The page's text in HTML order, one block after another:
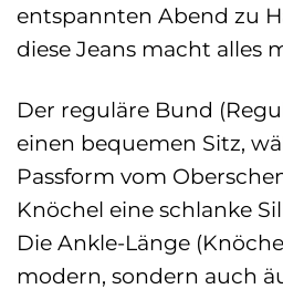
entspannten Abend zu
diese Jeans macht alles
Der reguläre Bund
einen bequemen Sitz,
Passform vom
Knöchel eine schlanke
Die Ankle-Länge
modern, sondern auch